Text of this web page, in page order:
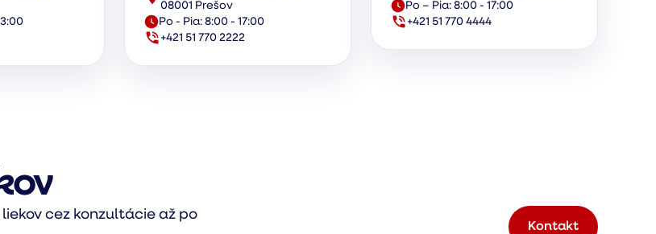
08001 Prešov
Po - Pia: 8:00 - 17:00
+421 51 770 2222
Po – Pia: 8:00 - 17:00
+421 51 770 4444
cez konzultácie až po
Kontakt